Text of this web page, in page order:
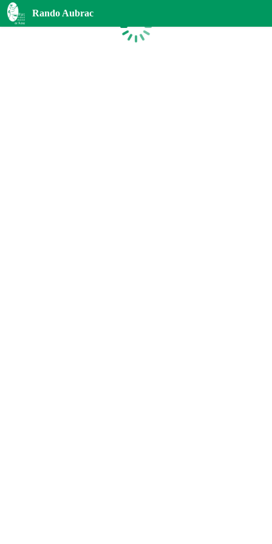
Rando Aubrac
Chargement